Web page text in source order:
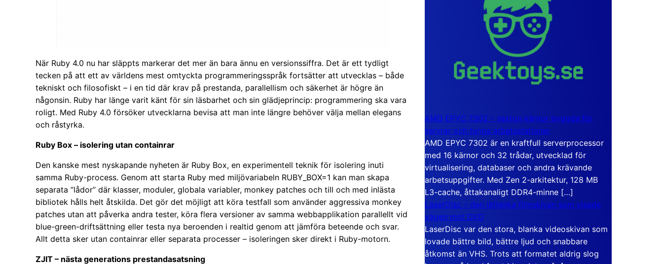
När Ruby 4.0 nu har släppts markerar det mer än bara ännu en versionssiffra. Det är ett tydligt
tecken på att ett av världens mest omtyckta programmeringsspråk fortsätter att utvecklas – både
tekniskt och filosofiskt – i en tid där krav på prestanda, parallellism och säkerhet är högre än
någonsin. Ruby har länge varit känt för sin läsbarhet och sin glädjeprincip: programmering ska vara
roligt. Med Ruby 4.0 försöker utvecklarna bevisa att man inte längre behöver välja mellan elegans
och råstyrka.
Ruby Box – isolering utan containrar
Den kanske mest nyskapande nyheten är Ruby Box, en experimentell teknik för isolering inuti
samma Ruby-process. Genom att starta Ruby med miljövariabeln RUBY_BOX=1 kan man skapa
separata ”lådor” där klasser, moduler, globala variabler, monkey patches och till och med inlästa
bibliotek hålls helt åtskilda. Det gör det möjligt att köra testfall som använder aggressiva monkey
patches utan att påverka andra tester, köra flera versioner av samma webbapplikation parallellt vid
blue-green-driftsättning eller testa nya beroenden i realtid genom att jämföra beteende och svar.
Allt detta sker utan containrar eller separata processer – isoleringen sker direkt i Ruby-motorn.
ZJIT – nästa generations prestandasatsning
AMD EPYC 7302 – sexton kärnor byggda för
servrar och tunga arbetsstationer
AMD EPYC 7302 är en kraftfull serverprocessor
med 16 kärnor och 32 trådar, utvecklad för
virtualisering, databaser och andra krävande
arbetsuppgifter. Med Zen 2-arkitektur, 128 MB
L3-cache, åttakanaligt DDR4-minne […]
LaserDisc – den jättelika filmskivan som visade
vägen mot DVD
LaserDisc var den stora, blanka videoskivan som
lovade bättre bild, bättre ljud och snabbare
åtkomst än VHS. Trots att formatet aldrig slog